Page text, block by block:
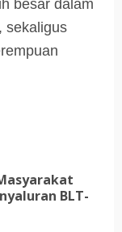
besar dalam
sekaligus
BLT-